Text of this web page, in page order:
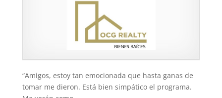
“Amigos, estoy tan emocionada que hasta ganas de
tomar me dieron. Está bien simpático el programa.